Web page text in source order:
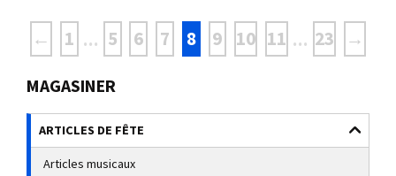
MAGASINER
ARTICLES DE FÊTE
Articles musicaux
← 1 ... 5 6 7 8 9 10 11 ... 23 →